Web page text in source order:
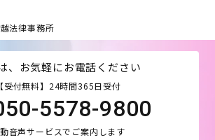
法律事務所
、お気軽にお電話ください
【受付無料】24時間365日受付
5578-9800
音声サービスでご案内します